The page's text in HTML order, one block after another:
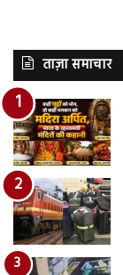
ताज़ा समाचार